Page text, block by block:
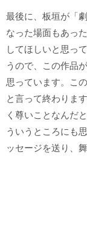
最後に、板垣が「
なった場面もあっ
してほしいと思っ
うので、この作品
思っています。こ
と言って終わりま
く尊いことなんだ
ういうところにも
ッセージを送り、